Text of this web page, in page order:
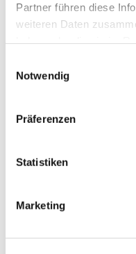
Partner führen diese
weiteren Daten
Notwendig
Präferenzen
Statistiken
MarketingDies